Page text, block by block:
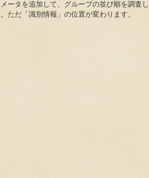
ータを追加して、グループの並び順を調査し
ただ「識別情報」の位置が変わります。